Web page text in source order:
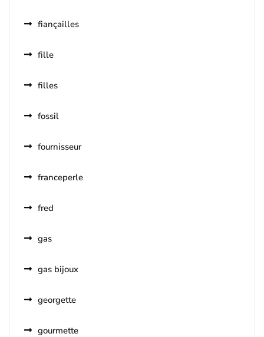
fiançailles
fille
filles
fossil
fournisseur
franceperle
fred
gas
gas bijoux
georgette
gourmette